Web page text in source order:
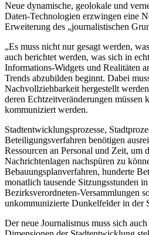
Neue dynamische, geolokale und
Daten-Technologien erzwingen eine
Erweiterung des „journalistischen
„Es muss nicht nur gesagt werden,
auch berichtet werden, was sich in
Informations-Widgets und Realitäten
Trends abzubilden beginnt. Dabei
Nachvollziehbarkeit hergestellt
deren Echtzeitveränderungen müssen
kommuniziert werden.
Stadtentwicklungsprozesse,
Beteiligungsverfahren benötigen
Ressourcen an Personal und Zeit, um
Nachrichtenlagen nachspüren zu
Bebauungsplanverfahren, hunderte
monatlich tausende Sitzungsstunden
Bezirksverordneten-Versammlungen
unkommunizierte Dunkelfelder in der
Der neue Journalismus muss sich